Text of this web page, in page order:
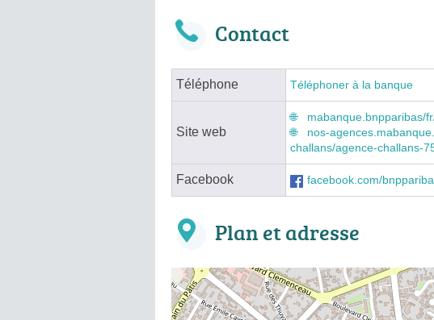
Contact
Téléphone Téléphoner à la banque
Site web
mabanque.bnpparibas/
nos-
challans/agence-challans-
Facebook facebook.com/
Plan et adresse